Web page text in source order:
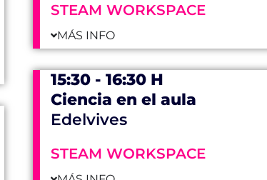
STEAM WORKSPACE
MÁS INFO
15:30 - 16:30 H
Ciencia en el aula
Edelvives
STEAM WORKSPACE